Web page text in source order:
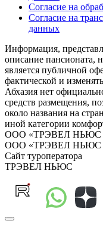
Согласие на
Согласие на
данных
Информация,
описание пансионата,
является публичной
фактической и
Абхазия нет
средств размещения,
около названия на
иной категории
ООО «ТРЭВЕЛ НЬЮС
ООО «ТРЭВЕЛ НЬЮС
Сайт туроператора
ТРЭВЕЛ НЬЮС